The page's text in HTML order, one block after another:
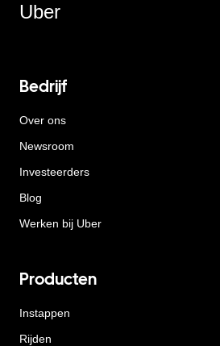
Uber
Bedrijf
Over ons
Newsroom
Investeerders
Blog
Werken bij Uber
Producten
Instappen
Rijden